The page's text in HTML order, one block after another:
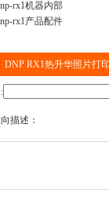
DNP RX1热升华照片打
描述：